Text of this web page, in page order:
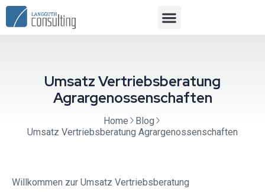
Umsatz Vertriebsberatung
Agrargenossenschaften
Home
Blog
Umsatz Vertriebsberatung Agrargenossenschaften
Willkommen zur Umsatz Vertriebsberatung